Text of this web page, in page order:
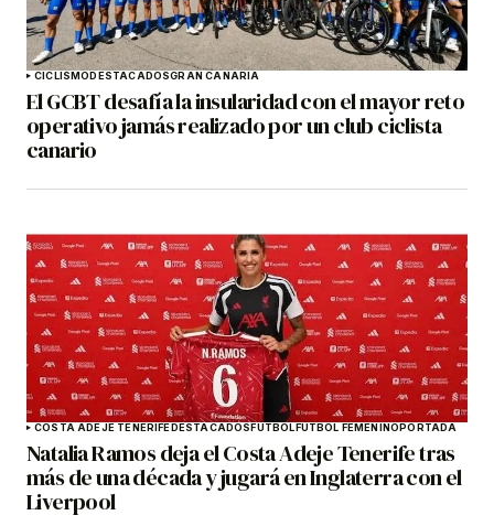
CICLISMO DESTACADOSGRAN CANARIA
El GCBT desafía la insularidad con el mayor reto
operativo jamás realizado por un club ciclista
canario
COSTA ADEJE TENERIFE DESTACADOS FÚTBOL FÚTBOL FEMENINO PORTADA
Natalia Ramos deja el Costa Adeje Tenerife tras
más de una década y jugará en Inglaterra con el
Liverpool